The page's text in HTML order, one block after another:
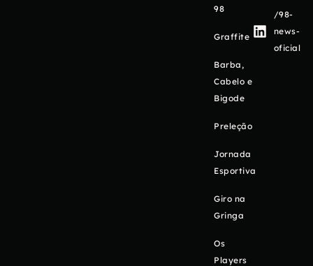
98
Graffite
Barba,
Cabelo e
Bigode
Preleção
Jornada
Esportiva
Giro na
Gringa
Os
Players
/98-
news-
oficial